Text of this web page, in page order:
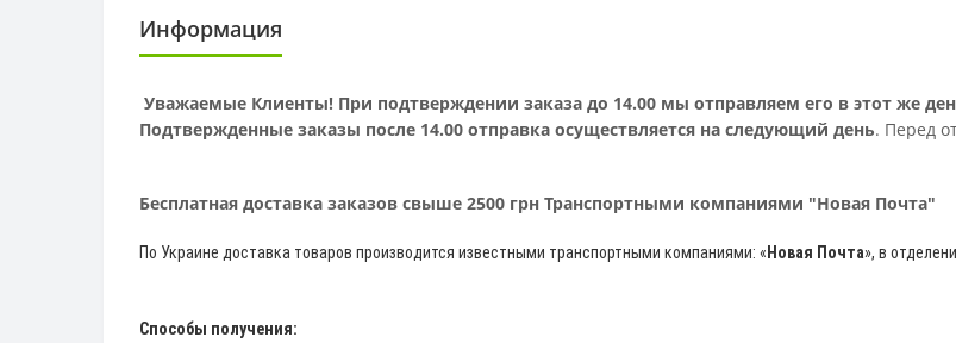
Информация
Уважаемые Клиенты! При подтверждении заказа до 14.00 мы отправляем его в этот же
Подтвержденные заказы после 14.00 отправка осуществляется на следующий день. Перед
Бесплатная доставка заказов свыше 2500 грн Транспортными компаниями "Новая Почта"
По Украине доставка товаров производится известными транспортными компаниями: « Новая Почта», в
Способы получения: